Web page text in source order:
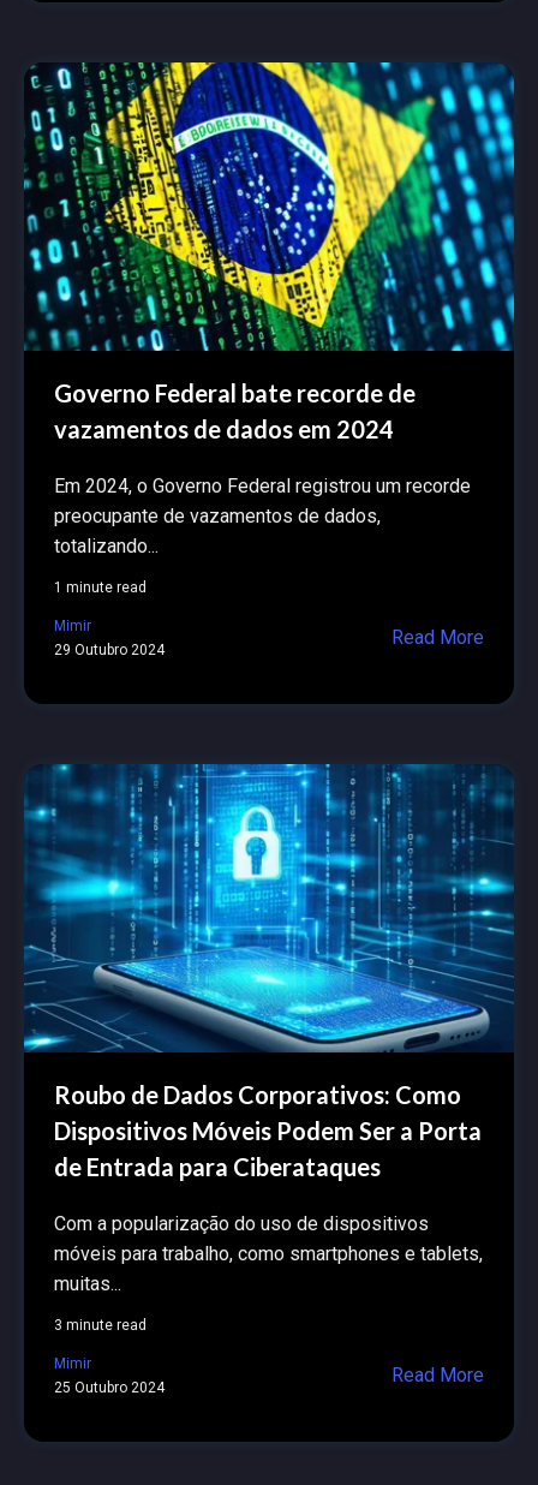
Governo Federal bate recorde de
vazamentos de dados em 2024
Em 2024, o Governo Federal registrou um recorde
preocupante de vazamentos de dados,
totalizando...
1 minute read
Mimir
29 Outubro 2024
Read More
Roubo de Dados Corporativos: Como
Dispositivos Móveis Podem Ser a Porta
de Entrada para Ciberataques
Com a popularização do uso de dispositivos
móveis para trabalho, como smartphones e tablets,
muitas...
3 minute read
Mimir
25 Outubro 2024
Read More